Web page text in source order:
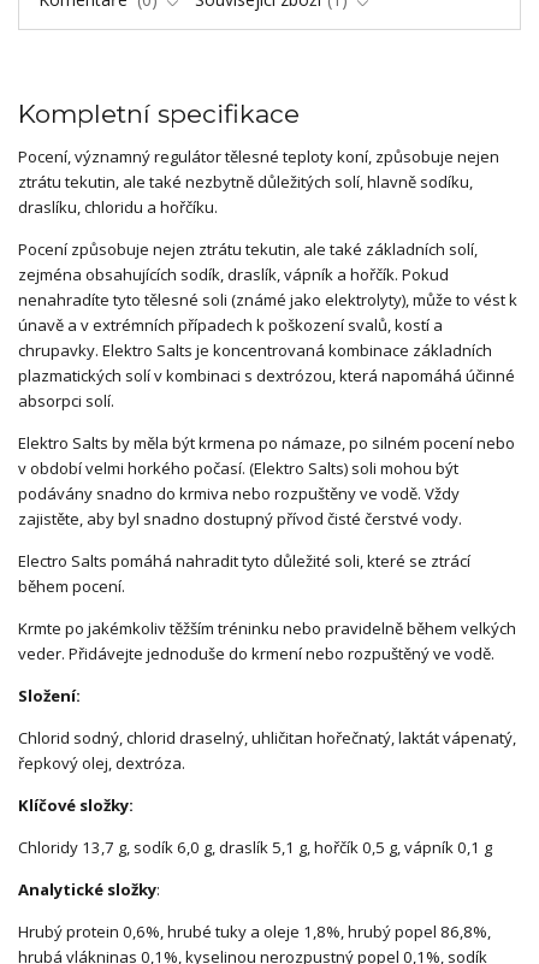
Kompletní specifikace
Pocení, významný regulátor tělesné teploty koní, způsobuje nejen
ztrátu tekutin, ale také nezbytně důležitých solí, hlavně sodíku,
draslíku, chloridu a hořčíku.
Pocení způsobuje nejen ztrátu tekutin, ale také základních solí,
zejména obsahujících sodík, draslík, vápník a hořčík. Pokud
nenahradíte tyto tělesné soli (známé jako elektrolyty), může to vést k
únavě a v extrémních případech k poškození svalů, kostí a
chrupavky. Elektro Salts je koncentrovaná kombinace základních
plazmatických solí v kombinaci s dextrózou, která napomáhá účinné
absorpci solí.
Elektro Salts by měla být krmena po námaze, po silném pocení nebo
v období velmi horkého počasí. (Elektro Salts) soli mohou být
podávány snadno do krmiva nebo rozpuštěny ve vodě. Vždy
zajistěte, aby byl snadno dostupný přívod čisté čerstvé vody.
Electro Salts pomáhá nahradit tyto důležité soli, které se ztrácí
během pocení.
Krmte po jakémkoliv těžším tréninku nebo pravidelně během velkých
veder. Přidávejte jednoduše do krmení nebo rozpuštěný ve vodě.
Složení:
Chlorid sodný, chlorid draselný, uhličitan hořečnatý, laktát vápenatý,
řepkový olej, dextróza.
Klíčové složky:
Chloridy 13,7 g, sodík 6,0 g, draslík 5,1 g, hořčík 0,5 g, vápník 0,1 g
Analytické složky:
Hrubý protein 0,6%, hrubé tuky a oleje 1,8%, hrubý popel 86,8%,
hrubá vlákninas 0,1%, kyselinou nerozpustný popel 0,1%, sodík